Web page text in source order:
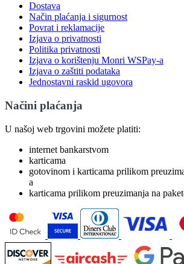
Dostava
Način plaćanja i sigurnost
Povrat i reklamacije
Izjava o privatnosti
Politika privatnosti
Izjava o korištenju Monri WSPay-a
Izjava o zaštiti podataka
Jednostavni raskid ugovora
Načini plaćanja
U našoj web trgovini možete platiti:
internet bankarstvom
karticama
gotovinom i karticama prilikom
a
karticama prilikom preuzimanja na